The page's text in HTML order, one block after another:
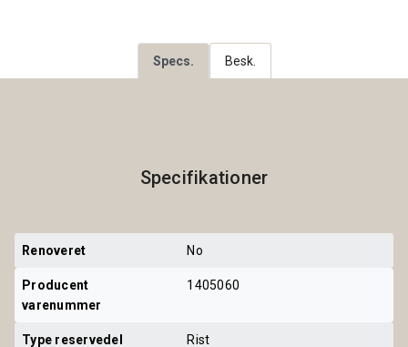
Specs. Besk.
Specifikationer
Renoveret No
Producent
varenummer
1405060
Type reservedel Rist